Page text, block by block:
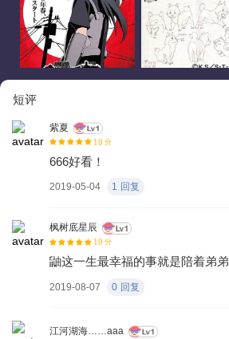
短评
紫夏
10 分
666好看！
2019-05-04 1 回复
枫树底星辰
10 分
鼬这一生最幸福的事就是陪着弟弟
2019-08-07 0 回复
江河湖海……aaa